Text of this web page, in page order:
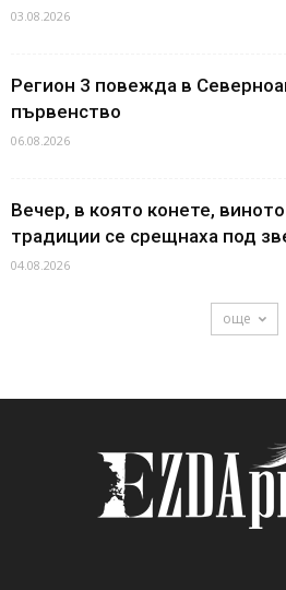
03.08.2026
Регион 3 повежда в
първенство
06.08.2026
Вечер, в която конете,
традиции се срещнаха под
04.08.2026
още